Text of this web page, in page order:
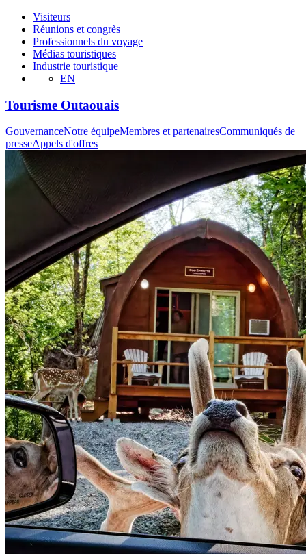
Visiteurs
Réunions et congrès
Professionnels du voyage
Médias touristiques
Industrie touristique
EN
Tourisme Outaouais
GouvernanceNotre équipeMembres et partenairesCommuniqués de
presseAppels d'offres